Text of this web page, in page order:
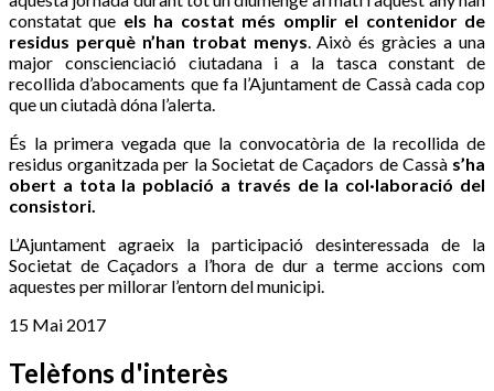
constatat que els ha costat més omplir el contenidor de
residus perquè n’han trobat menys. Això és gràcies a una
major conscienciació ciutadana i a la tasca constant de
recollida d’abocaments que fa l’Ajuntament de Cassà cada cop
que un ciutadà dóna l’alerta.
És la primera vegada que la convocatòria de la recollida de
residus organitzada per la Societat de Caçadors de Cassà s’ha
obert a tota la població a través de la col·laboració del
consistori.
L’Ajuntament agraeix la participació desinteressada de la
Societat de Caçadors a l’hora de dur a terme accions com
aquestes per millorar l’entorn del municipi.
15 Mai 2017
Telèfons d'interès